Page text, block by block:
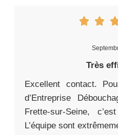
Très
Excellent contact.
d’Entreprise
Frette-sur-Seine,
L’équipe sont